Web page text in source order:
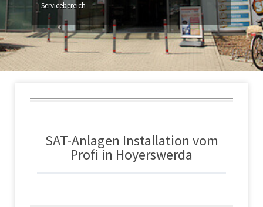
Servicebereich
SAT-Anlagen Installation vom
Profi in Hoyerswerda